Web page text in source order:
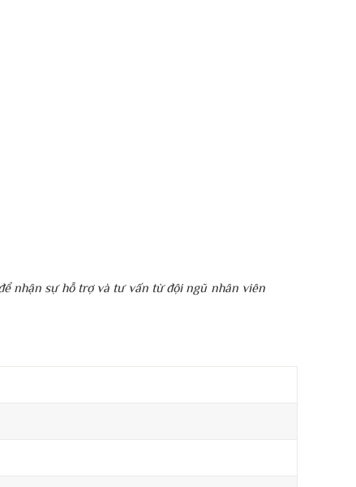
nhận sự hỗ trợ và tư vấn từ đội ngũ nhân viên